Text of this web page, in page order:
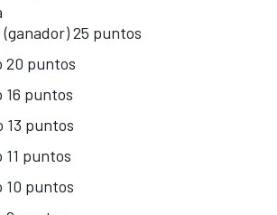
(ganador) 25 puntos
20 puntos
16 puntos
13 puntos
11 puntos
10 puntos